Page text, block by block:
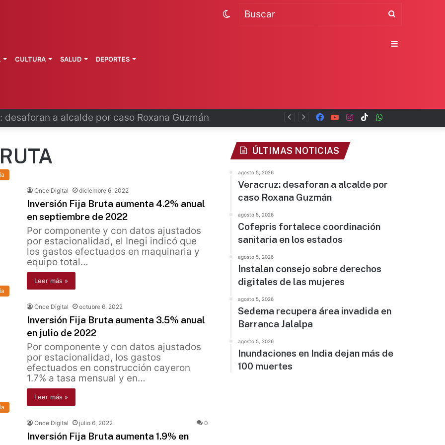
coordinación sanitaria en los estados TikTok
Instagram
YouTube
Facebook
CULTURA SALUD DEPORTES
Switch
Once Digital diciembre 6, 2022
Inversión Fija Bruta aumenta 4.2% anual
en septiembre de 2022
Por componente y con datos ajustados
por estacionalidad, el Inegi indicó que
los gastos efectuados en maquinaria y
equipo total…
Leer más »
Once Digital octubre 6, 2022
Inversión Fija Bruta aumenta 3.5% anual
en julio de 2022
Por componente y con datos ajustados
por estacionalidad, los gastos
efectuados en construcción cayeron
1.7% a tasa mensual y en…
Leer más »
Once Digital julio 6, 2022 0
Inversión Fija Bruta aumenta 1.9% en
ÚLTIMAS NOTICIAS
agosto 5, 2026
Veracruz: desaforan a alcalde por
caso Roxana Guzmán
agosto 5, 2026
Cofepris fortalece coordinación
sanitaria en los estados
agosto 5, 2026
Instalan consejo sobre derechos
digitales de las mujeres
agosto 5, 2026
Sedema recupera área invadida en
Barranca Jalalpa
agosto 5, 2026
Inundaciones en India dejan más de
100 muertes